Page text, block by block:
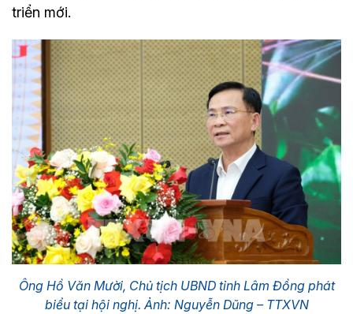
triển mới.
Ông Hồ Văn Mười, Chủ tịch UBND tỉnh Lâm Đồng phát
biểu tại hội nghị. Ảnh: Nguyễn Dũng – TTXVN